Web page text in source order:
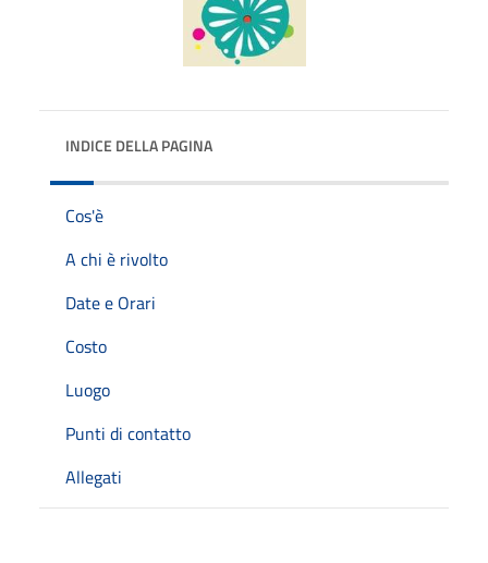
INDICE DELLA PAGINA
Cos'è
A chi è rivolto
Date e Orari
Costo
Luogo
Punti di contatto
Allegati